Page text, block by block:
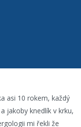
asi 10 rokem, každý
jakoby knedlík v krku,
mi řekli že